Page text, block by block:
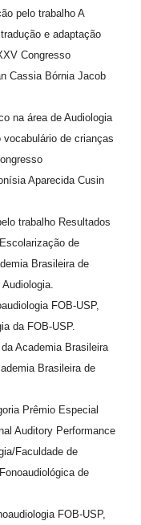
pelo trabalho A
e adaptação
Congresso
Cassia Bórnia Jacob
na área de Audiologia
de crianças
Aparecida Cusin
trabalho Resultados
de
Brasileira de
FOB-USP,
da FOB-USP.
Academia Brasileira
Brasileira de
Prêmio Especial
Auditory Performance
Faculdade de
de
FOB-USP,